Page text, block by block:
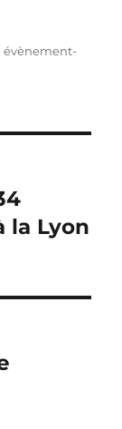
évènement-
la Lyon